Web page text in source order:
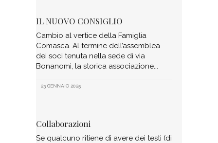
IL NUOVO CONSIGLIO
Cambio al vertice della Famiglia
Comasca. Al termine dell’assemblea
dei soci tenuta nella sede di via
Bonanomi, la storica associazione
23 GENNAIO 2025
Collaborazioni
Se qualcuno ritiene di avere dei testi (di